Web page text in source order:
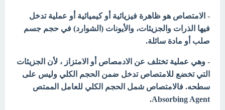
- الامتصاص هو ظاهرة فيزيائية أو كيميائية أو عملية تدخل
فيها الذرات والجزيئات، والأيونات (الشوارد) في حجم جسم
صلب أو مادة سائلة.
- وهي عملية تختلف عن الادمصاص أو الامتزاز ، لأن الجزيئات
التي تخضع للامتصاص تدخل ضمن الحجم الكلي وليس على
سطحه. فالامتصاص شمل الحجم الكلي للعامل الممتص
Absorbing Agent.